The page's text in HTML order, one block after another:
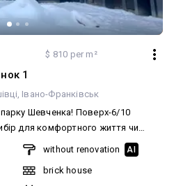
$ 810 per m²
1
Івано-Франківськ
Шевченка! Поверх-6/10
для комфортного життя чи
озера. • Розвинена
дитячий садок, школа,
without renovation AI
brick house